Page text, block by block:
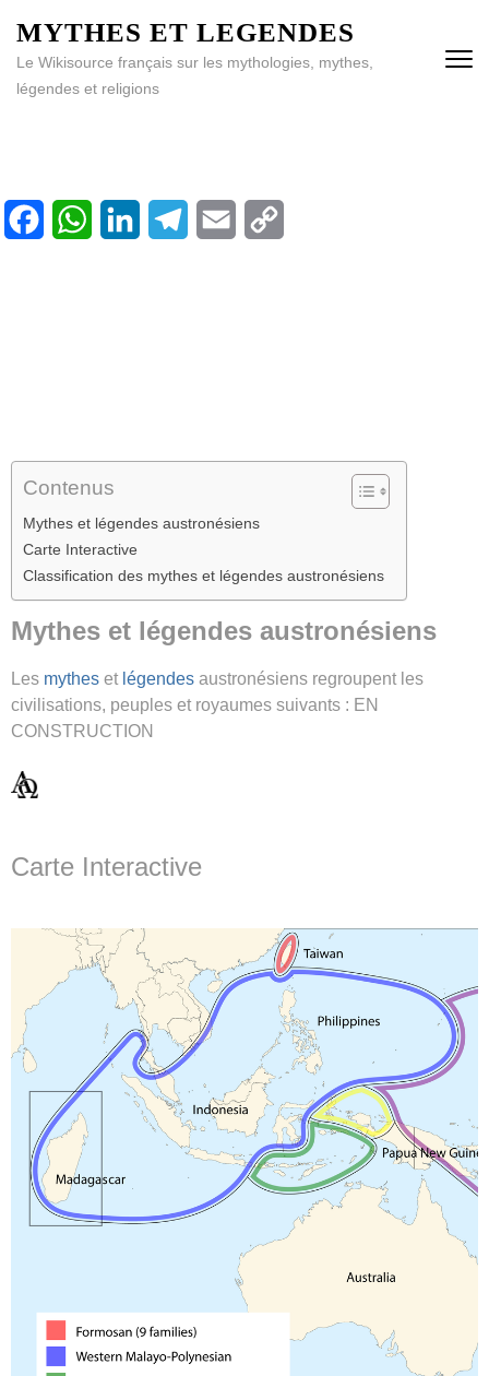
MYTHES ET LEGENDES
Le Wikisource français sur les mythologies, mythes,
légendes et religions
Contenus
Mythes et légendes austronésiens
Carte Interactive
Classification des mythes et légendes austronésiens
Mythes et légendes austronésiens
Les mythes et légendes austronésiens regroupent les
civilisations, peuples et royaumes suivants : EN
CONSTRUCTION
Carte Interactive